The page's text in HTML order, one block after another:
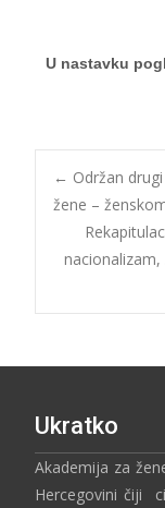
U nastavku
← Održan
žene –
Ukratko
Akademija za
Hercegovini čiji